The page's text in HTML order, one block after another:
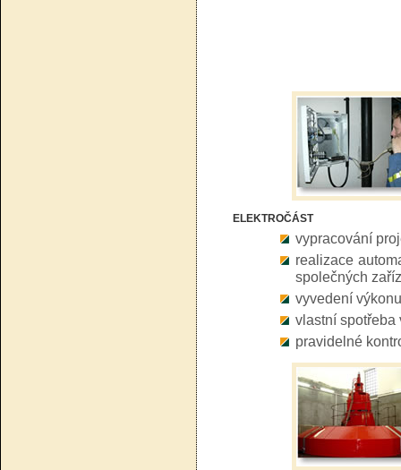
ELEKTROČÁST
vypracování
realizace
společných
vyvedení
vlastní spotřeba
pravidelné